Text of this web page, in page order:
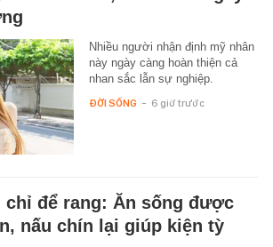
Nhiều người nhận định mỹ nhân
này ngày càng hoàn thiện cả
nhan sắc lẫn sự nghiệp.
ĐỜI SỐNG - 6 giờ trước
chỉ để rang: Ăn sống được
nấu chín lại giúp kiện tỳ